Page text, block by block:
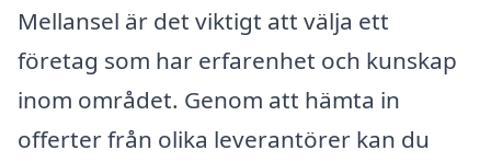
Mellansel är det viktigt att välja ett
företag som har erfarenhet och kunskap
inom området. Genom att hämta in
offerter från olika leverantörer kan du